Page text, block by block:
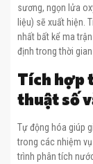
sương, ngọn lửa
liệu) sẽ xuất hiện.
nhất bất kể ma
định trong thời
Tích hợp
thuật số
Tự động hóa giúp
trong các nhiệm
trình phân tích